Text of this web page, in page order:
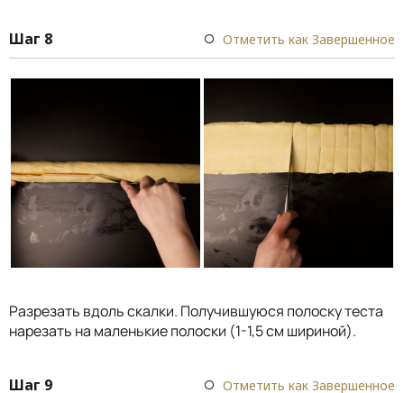
Шаг 8 Отметить как Завершенное
Разрезать вдоль скалки. Получившуюся полоску теста
нарезать на маленькие полоски (1-1,5 см шириной).
Шаг 9 Отметить как Завершенное